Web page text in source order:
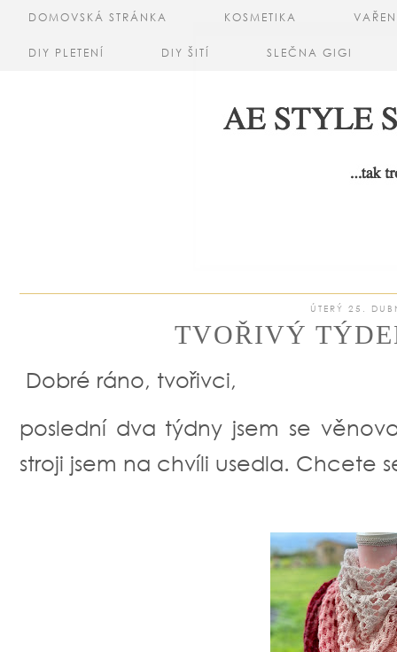
DOMOVSKÁ STRÁNKA KOSMETIKA
DIY PLETENÍ DIY ŠITÍ SLEČNA GIGI
ÚTERÝ 25.
TVOŘIVÝ
Dobré ráno, tvořivci,
poslední dva týdny jsem se
stroji jsem na chvíli usedla. Chcete